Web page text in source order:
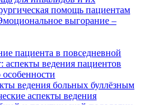
помощь пациентам
выгорание –
пациента в повседневной
аспекты ведения пациентов
ведения больных буллёзным
аспекты ведения